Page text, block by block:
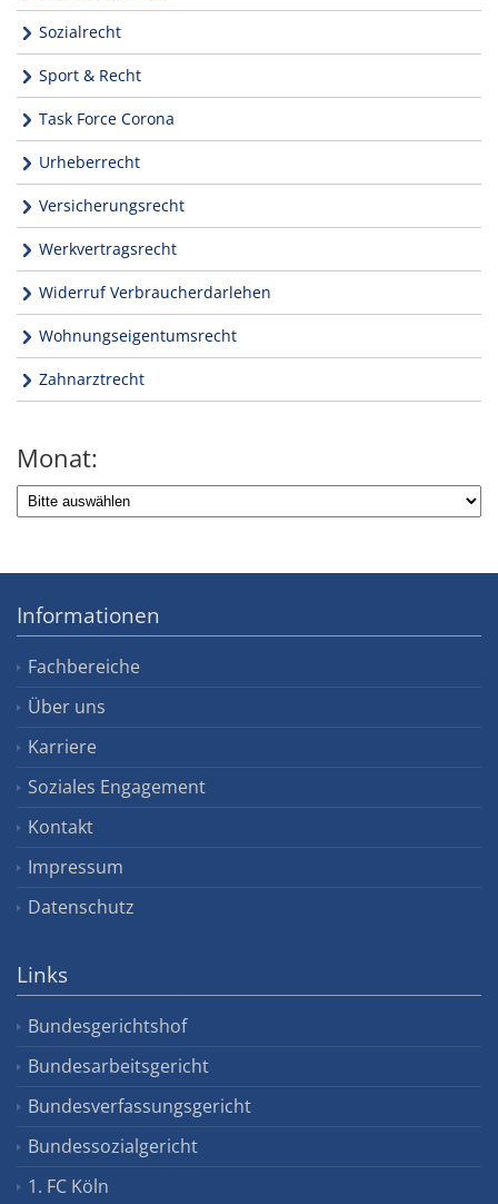
Sozialrecht
Sport & Recht
Task Force Corona
Urheberrecht
Versicherungsrecht
Werkvertragsrecht
Widerruf Verbraucherdarlehen
Wohnungseigentumsrecht
Zahnarztrecht
Monat:
Informationen
Fachbereiche
Über uns
Karriere
Soziales Engagement
Kontakt
Impressum
Datenschutz
Links
Bundesgerichtshof
Bundesarbeitsgericht
Bundesverfassungsgericht
Bundessozialgericht
1. FC Köln